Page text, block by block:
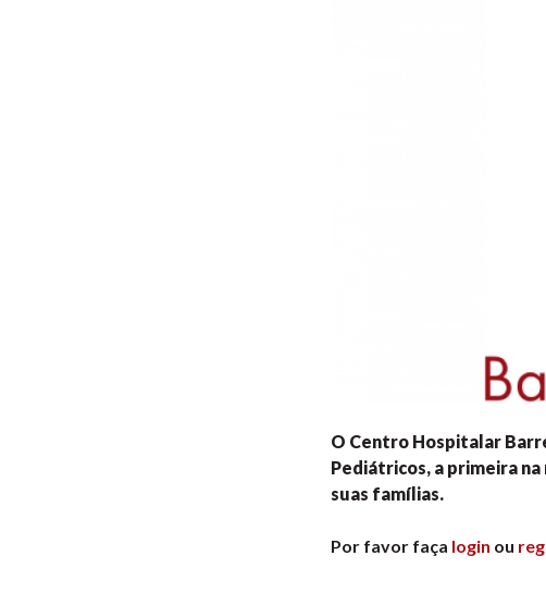
O Centro Hospitalar
Pediátricos, a primeira
suas famílias.
Por favor faça login ou